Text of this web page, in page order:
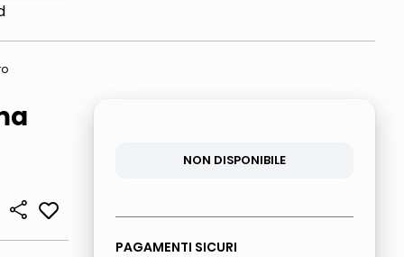
NON DISPONIBILE
PAGAMENTI SICURI